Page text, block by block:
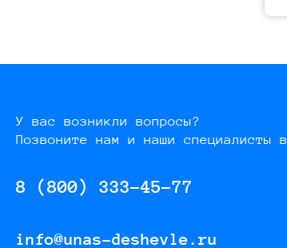
У вас возникли вопросы?
Позвоните нам и наши специалисты
8 (800) 333-45-77
info@unas-deshevle.ru